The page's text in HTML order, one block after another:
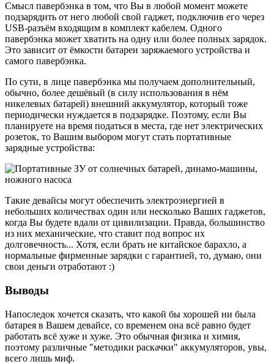
Смысл павербэнка в том, что Вы в любой момент можете
подзарядить от него любой свой гаджет, подключив его через
USB-разъём входящим в комплект кабелем. Одного
павербэнка может хватить на одну или более полных зарядок.
Это зависит от ёмкости батареи заряжаемого устройства и
самого павербэнка.
По сути, в лице павербэнка мы получаем дополнительный,
обычно, более дешёвый (в силу использования в нём
никелевых батарей) внешний аккумулятор, который тоже
периодически нуждается в подзарядке. Поэтому, если Вы
планируете на время податься в места, где нет электрических
розеток, то Вашим выбором могут стать портативные
зарядные устройства:
Такие девайсы могут обеспечить электроэнергией в
небольших количествах один или несколько Ваших гаджетов,
когда Вы будете вдали от цивилизации. Правда, большинство
из них механические, что ставит под вопрос их
долговечность... Хотя, если брать не китайское барахло, а
нормальные фирменные зарядки с гарантией, то, думаю, они
свои деньги отработают :)
Выводы
Напоследок хочется сказать, что какой бы хорошей ни была
батарея в Вашем девайсе, со временем она всё равно будет
работать всё хуже и хуже. Это обычная физика и химия,
поэтому различные "методики раскачки" аккумуляторов, увы,
всего лишь миф.